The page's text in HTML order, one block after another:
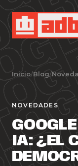
Inicio/Blog/
NOVEDADES
IA: ¿EL